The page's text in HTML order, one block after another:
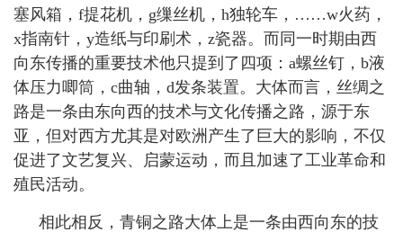
塞风箱， f提花机， g缫丝机， h独轮车，……w火药，
x指南针， y造纸与印刷术， z瓷器。而同一时期由西
向东传播的重要技术他只提到了四项： a螺丝钉， b液
体压力唧筒， c曲轴， d发条装置。大体而言，丝绸之
路是一条由东向西的技术与文化传播之路，源于东
亚，但对西方尤其是对欧洲产生了巨大的影响，不仅
促进了文艺复兴、启蒙运动，而且加速了工业革命和
殖民活动。
相此相反，青铜之路大体上是一条由西向东的技